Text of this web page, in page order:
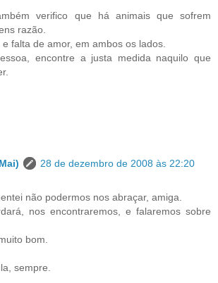
verifico que há animais que sofrem
razão.
falta de amor, em ambos os lados.
encontre a justa medida naquilo que
28 de dezembro de 2008 às 22:20
não podermos nos abraçar, amiga.
nos encontraremos, e falaremos sobre
bom.
sempre.